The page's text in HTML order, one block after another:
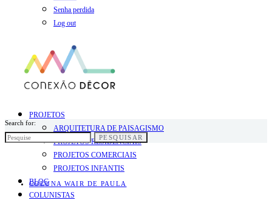
Senha perdida
Log out
PROJETOS
ARQUITETURA DE PAISAGISMO
PROJETOS RESIDENCIAIS
PROJETOS COMERCIAIS
PROJETOS INFANTIS
BLOG
COLUNISTAS
Search for:
PESQUISAR
COLUNA WAIR DE PAULA